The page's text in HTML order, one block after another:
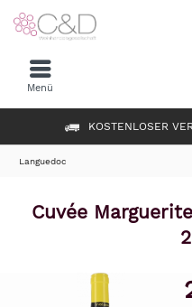
KOSTENLOSER
Menü
Languedoc
Cuvée